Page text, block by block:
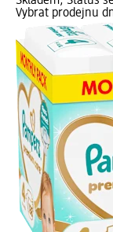
Vybrat prodejnu